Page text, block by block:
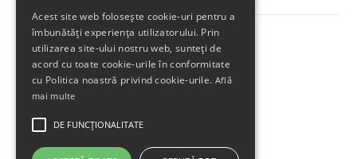
Acest site web folosește cookie-uri pentru a
îmbunătăți experiența utilizatorului. Prin
utilizarea site-ului nostru web, sunteți de
acord cu toate cookie-urile în conformitate
cu Politica noastră privind cookie-urile. Află
mai multe
DE FUNCŢIONALITATE